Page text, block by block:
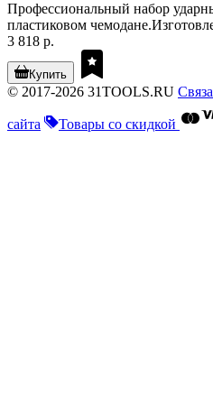
Профессиональный набор
пластиковом
3 818 р.
Купить
© 2017-2026 31TOOLS.RU
сайта Товары со скидкой